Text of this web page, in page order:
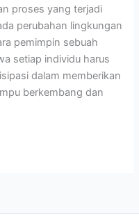
proses yang terjadi
perubahan lingkungan
pemimpin sebuah
setiap individu harus
dalam memberikan
berkembang dan